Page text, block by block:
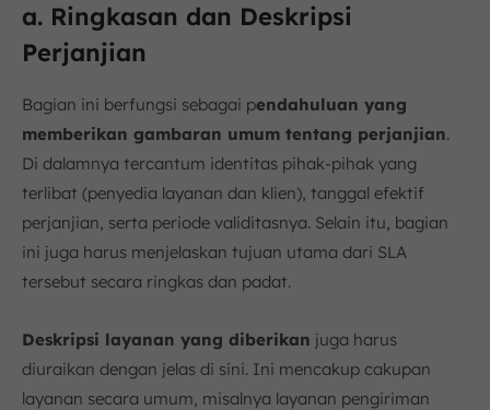
a. Ringkasan dan Deskripsi
Perjanjian
Bagian ini berfungsi sebagai pendahuluan yang
memberikan gambaran umum tentang perjanjian.
Di dalamnya tercantum identitas pihak-pihak yang
terlibat (penyedia layanan dan klien), tanggal efektif
perjanjian, serta periode validitasnya. Selain itu, bagian
ini juga harus menjelaskan tujuan utama dari SLA
tersebut secara ringkas dan padat.
Deskripsi layanan yang diberikan juga harus
diuraikan dengan jelas di sini. Ini mencakup cakupan
layanan secara umum, misalnya layanan pengiriman